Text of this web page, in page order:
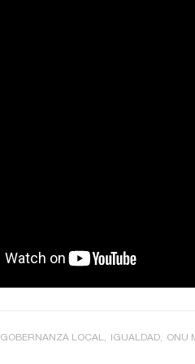
GOBERNANZA LOCAL IGUALDAD ONU